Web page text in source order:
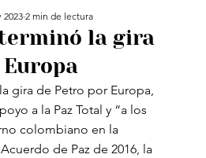
la gira
2023 2 min de lectura
gira de Petro por Europa,
a la Paz Total y “a los
colombiano en la
de Paz de 2016, la